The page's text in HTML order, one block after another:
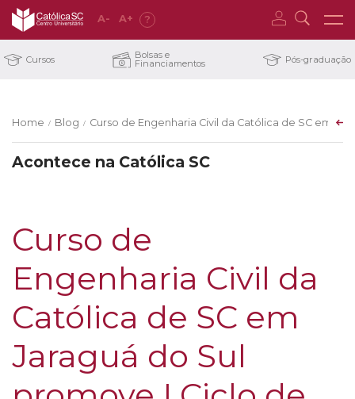
A- A+ ?
Cursos Bolsas e
Financiamentos Pós-graduação
Home / Blog / Curso de Engenharia Civil da Católica de SC em
Acontece na Católica SC
Curso de
Engenharia Civil da
Católica de SC em
Jaraguá do Sul